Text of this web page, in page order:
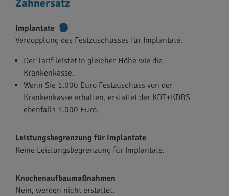
Zahnersatz
Implantate
Informationen
Verdopplung des Festzuschusses für Implantate.
Der Tarif leistet in gleicher Höhe wie die
Krankenkasse.
Wenn Sie 1.000 Euro Festzuschuss von der
Krankenkasse erhalten, erstattet der KDT+KDBS
ebenfalls 1.000 Euro.
Leistungsbegrenzung für Implantate
Keine Leistungsbegrenzung für Implantate.
Knochenaufbaumaßnahmen
Nein, werden nicht erstattet.